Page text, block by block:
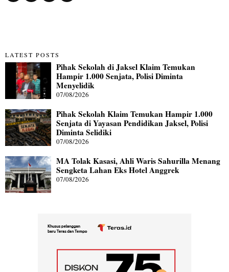
LATEST POSTS
Pihak Sekolah di Jaksel Klaim Temukan
Hampir 1.000 Senjata, Polisi Diminta
Menyelidik
07/08/2026
Pihak Sekolah Klaim Temukan Hampir 1.000
Senjata di Yayasan Pendidikan Jaksel, Polisi
Diminta Selidiki
07/08/2026
MA Tolak Kasasi, Ahli Waris Sahurilla Menang
Sengketa Lahan Eks Hotel Anggrek
07/08/2026